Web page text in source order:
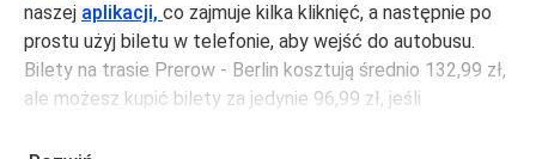
naszej aplikacji, co zajmuje kilka kliknięć, a następnie po
prostu użyj biletu w telefonie, aby wejść do autobusu.
Bilety na trasie Prerow - Berlin kosztują średnio 132,99 zł,
ale możesz kupić bilety za jedynie 96,99 zł, jeśli